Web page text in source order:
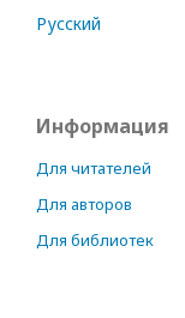
Русский
Информация
Для читателей
Для авторов
Для библиотек